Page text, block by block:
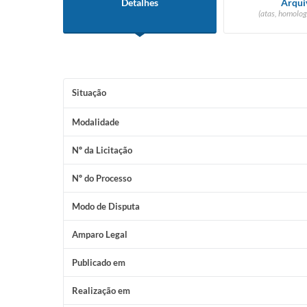
Detalhes
(atas,
Situação
Modalidade
Nº da Licitação
Nº do Processo
Modo de Disputa
Amparo Legal
Publicado em
Realização em